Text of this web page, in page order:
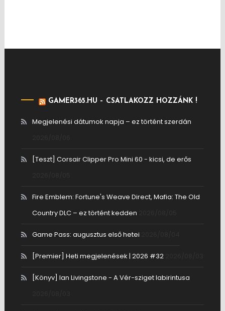
GAMER365.HU – CSATLAKOZZ HOZZÁNK !
Megjelenési dátumok napja – ez történt szerdán
[Teszt] Corsair Clipper Pro Mini 60 - kicsi, de erős
Fire Emblem: Fortune's Weave Direct, Mafia: The Old
Country DLC – ez történt kedden
Game Pass: augusztus első hetei
[Premier] Heti megjelenések | 2026 #32
[Könyv] Ian Livingstone - A Vér-sziget labirintusa